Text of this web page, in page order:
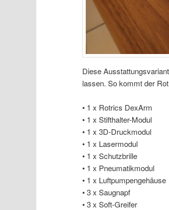
Diese
lassen. So kommt der
• 1 x Rotrics DexArm
• 1 x Stifthalter-Modul
• 1 x 3D-Druckmodul
• 1 x Lasermodul
• 1 x Schutzbrille
• 1 x Pneumatikmodul
• 1 x Luftpumpengehäuse
• 3 x Saugnapf
• 3 x Soft-Greifer